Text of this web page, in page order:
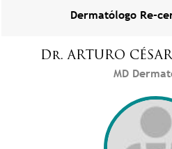
Dermatólogo Re-
Dr. ARTURO CÉSAR
MD